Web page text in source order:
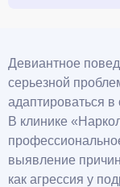
Девиантное
серьезной
адаптироваться
В клинике
выявление
как агрессия у